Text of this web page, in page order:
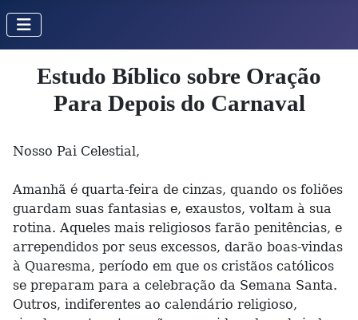
Estudo Bíblico sobre Oração
Para Depois do Carnaval
Nosso Pai Celestial,
Amanhã é quarta-feira de cinzas, quando os foliões
guardam suas fantasias e, exaustos, voltam à sua
rotina. Aqueles mais religiosos farão penitências, e
arrependidos por seus excessos, darão boas-vindas
à Quaresma, período em que os cristãos católicos
se preparam para a celebração da Semana Santa.
Outros, indiferentes ao calendário religioso,